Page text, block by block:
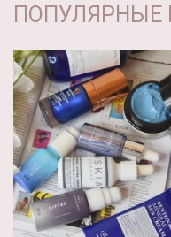
ПОПУЛЯРНЫЕ